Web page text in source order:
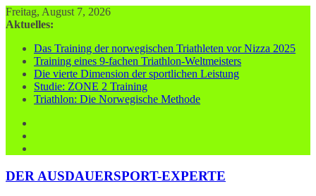
Zum
Inhalt
Freitag, August 7, 2026
Aktuelles:
Das Training der norwegischen Triathleten vor Nizza 2025
Training eines 9-fachen Triathlon-Weltmeisters
Die vierte Dimension der sportlichen Leistung
Studie: ZONE 2 Training
Triathlon: Die Norwegische Methode
DER AUSDAUERSPORT-EXPERTE